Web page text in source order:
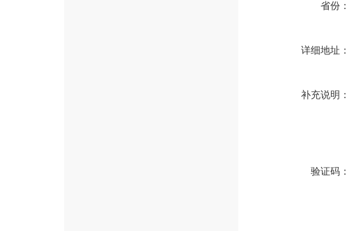
省份：
详细地址：
补充说明：
验证码：